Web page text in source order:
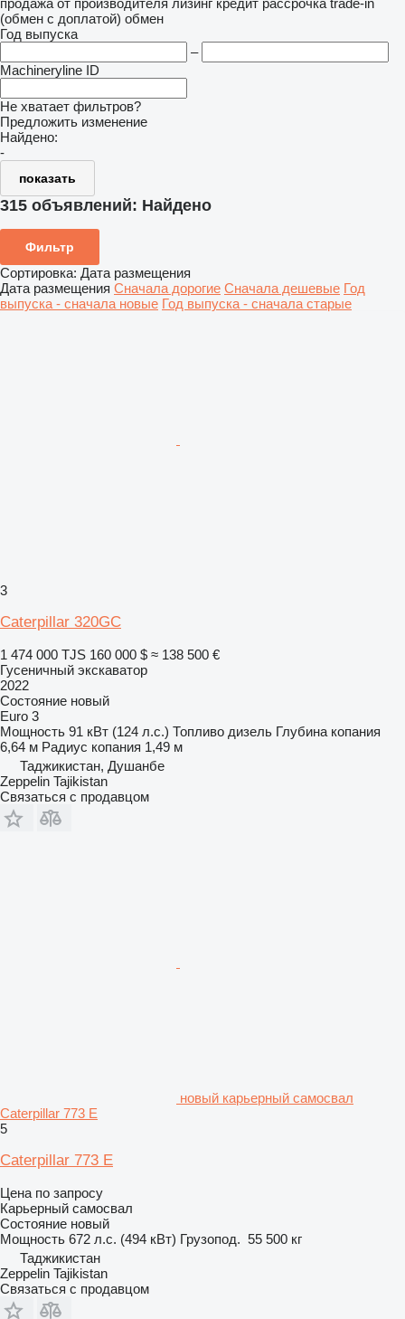
продажа от производителя лизинг кредит рассрочка trade-in
(обмен с доплатой) обмен
Год выпуска
–
Machineryline ID
Не хватает фильтров?
Предложить изменение
Найдено:
-
показать
315 объявлений: Найдено
Фильтр
Сортировка: Дата размещения
Дата размещения Сначала дорогие Сначала дешевые Год
выпуска - сначала новые Год выпуска - сначала старые
3
Caterpillar 320GC
1 474 000 TJS 160 000 $ ≈ 138 500 €
Гусеничный экскаватор
2022
Состояние новый
Euro 3
Мощность 91 кВт (124 л.с.) Топливо дизель Глубина копания
6,64 м Радиус копания 1,49 м
Таджикистан, Душанбе
Zeppelin Tajikistan
Связаться с продавцом
новый карьерный самосвал
Caterpillar 773 E
5
Caterpillar 773 E
Цена по запросу
Карьерный самосвал
Состояние новый
Мощность 672 л.с. (494 кВт) Грузопод. 55 500 кг
Таджикистан
Zeppelin Tajikistan
Связаться с продавцом